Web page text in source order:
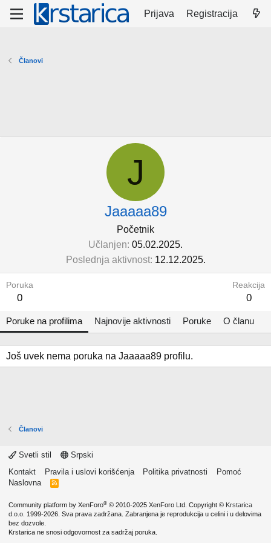
Prijava Registracija
Članovi
J
Jaaaaa89
Početnik
Učlanjen 05.02.2025.
Poslednja aktivnost 12.12.2025.
Poruka
0
Reakcija
0
Poruke na profilima Najnovije aktivnosti Poruke O članu
Još uvek nema poruka na Jaaaaa89 profilu.
Članovi
Svetli stil
Srpski
Kontakt
Pravila i uslovi korišćenja Politika privatnosti
Pomoć
Naslovna
R
Community platform by XenForo® © 2010-2025 XenForo Ltd. Copyright © Krstarica
d.o.o. 1999-2026. Sva prava zadržana. Zabranjena je reprodukcija u celini i u delovima
bez dozvole.
Krstarica ne snosi odgovornost za sadržaj poruka.